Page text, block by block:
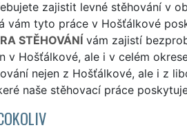
zajistit levné stěhování v
vám tyto práce v Hošťálkové
STĚHOVÁNÍvám zajistí
v Hošťálkové, ale i v celém
nejen z Hošťálkové, ale i z
naše stěhovací práce